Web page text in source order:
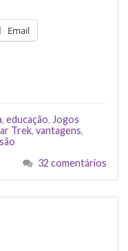
Email
, educação, Jogos
Trek, vantagens,
32 comentários